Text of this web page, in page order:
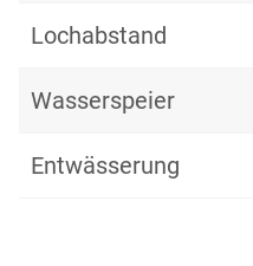
Lochabstand
Wasserspeier
Entwässerung